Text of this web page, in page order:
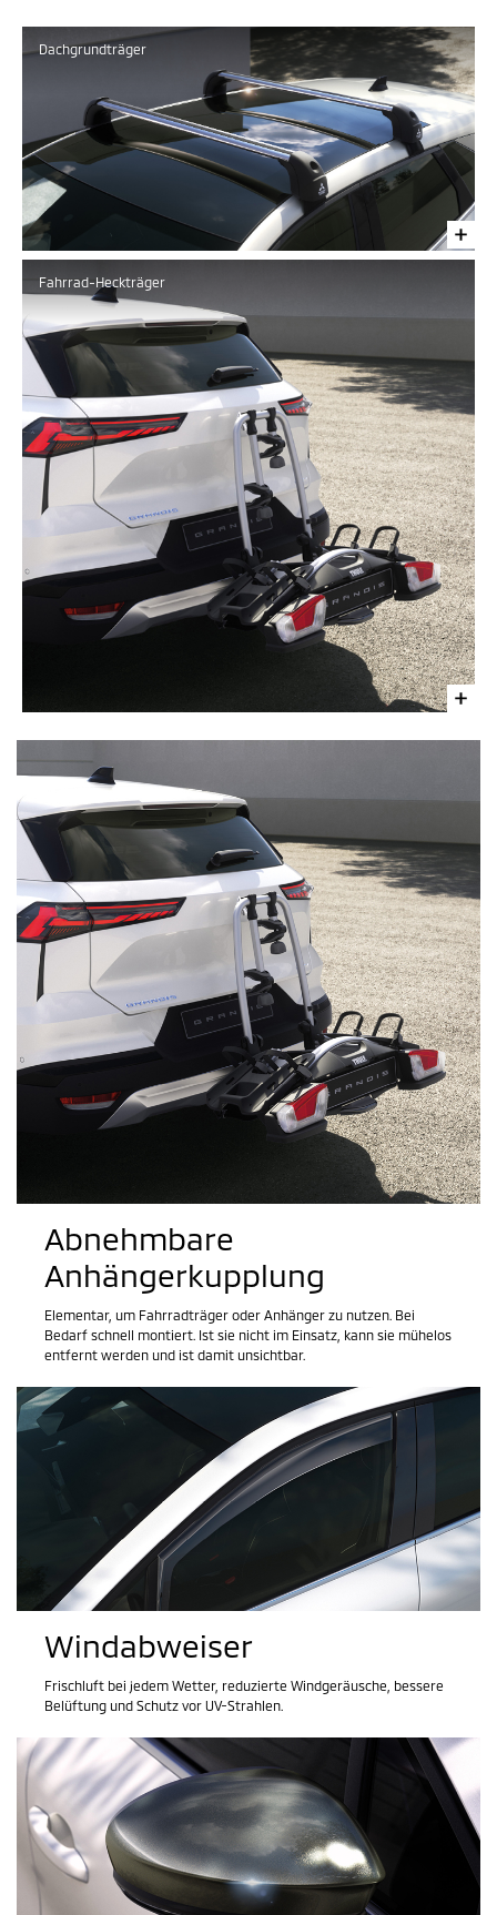
Dachgrundträger
Fahrrad-Heckträger
Abnehmbare
Anhängerkupplung
Elementar, um Fahrradträger oder Anhänger zu nutzen. Bei
Bedarf schnell montiert. Ist sie nicht im Einsatz, kann sie mühelos
entfernt werden und ist damit unsichtbar.
Windabweiser
Frischluft bei jedem Wetter, reduzierte Windgeräusche, bessere
Belüftung und Schutz vor UV-Strahlen.